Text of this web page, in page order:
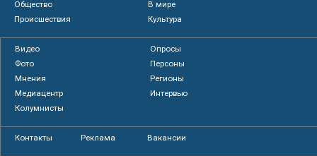
Общество
В мире
Происшествия
Культура
Видео
Опросы
Фото
Персоны
Мнения
Регионы
Медиацентр
Интервью
Колумнисты
Контакты Реклама Вакансии